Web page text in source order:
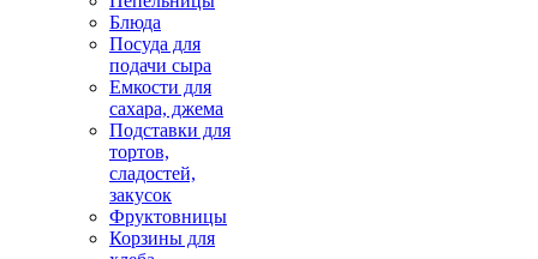
Блюда
Посуда для
подачи сыра
Емкости для
сахара, джема
Подставки для
тортов,
сладостей,
закусок
Фруктовницы
Корзины для